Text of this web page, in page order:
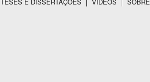
TESES E DISSERTAÇÕES VÍDEOS SOBRE